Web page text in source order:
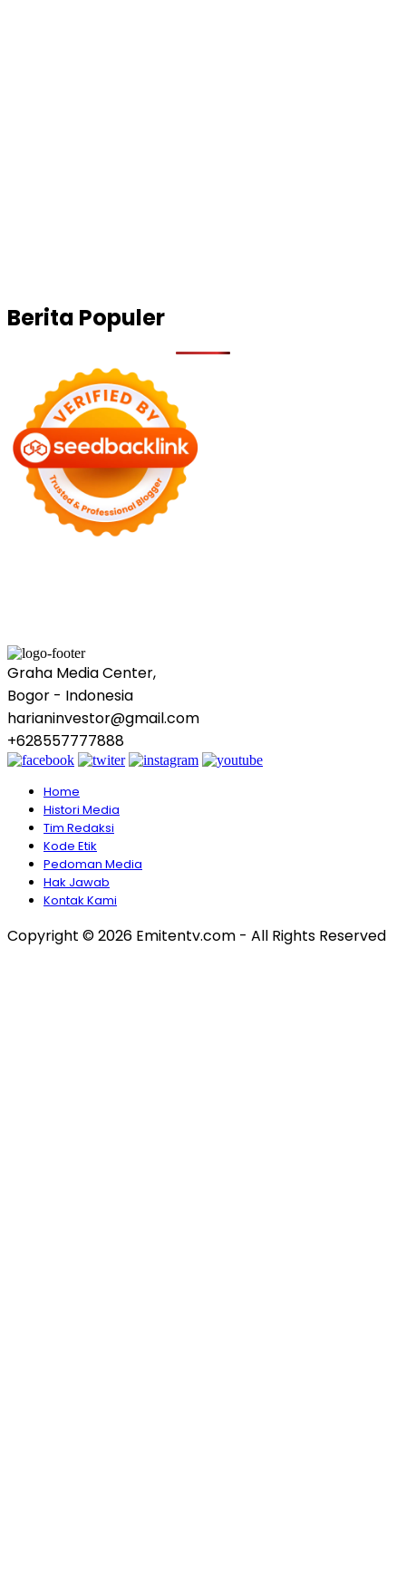
Berita Populer
Graha Media Center,
Bogor - Indonesia
harianinvestor@gmail.com
+628557777888
Home
Histori Media
Tim Redaksi
Kode Etik
Pedoman Media
Hak Jawab
Kontak Kami
Copyright © 2026 Emitentv.com - All Rights Reserved